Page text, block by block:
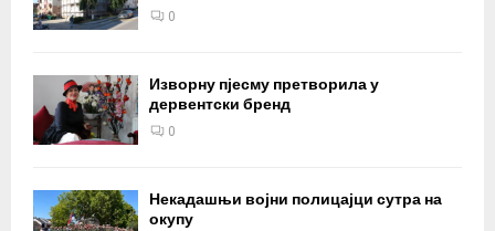
0
Изворну пјесму претворила у
дервентски бренд
0
Некадашњи војни полицајци сутра на
окупу